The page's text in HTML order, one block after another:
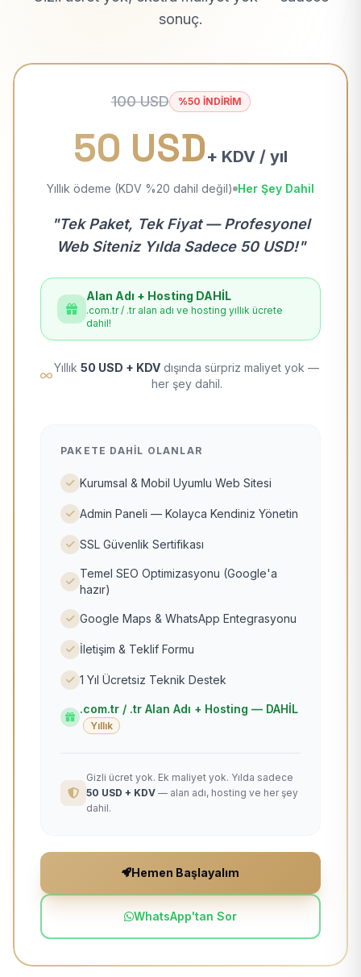
sonuç.
100 USD %50 İNDİRİM
50 USD+ KDV / yıl
Yıllık ödeme (KDV %20 dahil değil) Her Şey Dahil
"Tek Paket, Tek Fiyat — Profesyonel
Web Siteniz Yılda Sadece 50 USD!"
Alan Adı + Hosting DAHİL
.com.tr / .tr alan adı ve hosting yıllık ücrete
dahil!
Yıllık 50 USD + KDV dışında sürpriz maliyet yok —
her şey dahil.
PAKETE DAHIL OLANLAR
Kurumsal & Mobil Uyumlu Web Sitesi
Admin Paneli — Kolayca Kendiniz Yönetin
SSL Güvenlik Sertifikası
Temel SEO Optimizasyonu (Google'a
hazır)
Google Maps & WhatsApp Entegrasyonu
İletişim & Teklif Formu
1 Yıl Ücretsiz Teknik Destek
.com.tr / .tr Alan Adı + Hosting — DAHİL
Yıllık
Gizli ücret yok. Ek maliyet yok. Yılda sadece
50 USD + KDV — alan adı, hosting ve her şey
dahil.
Hemen Başlayalım
WhatsApp'tan Sor